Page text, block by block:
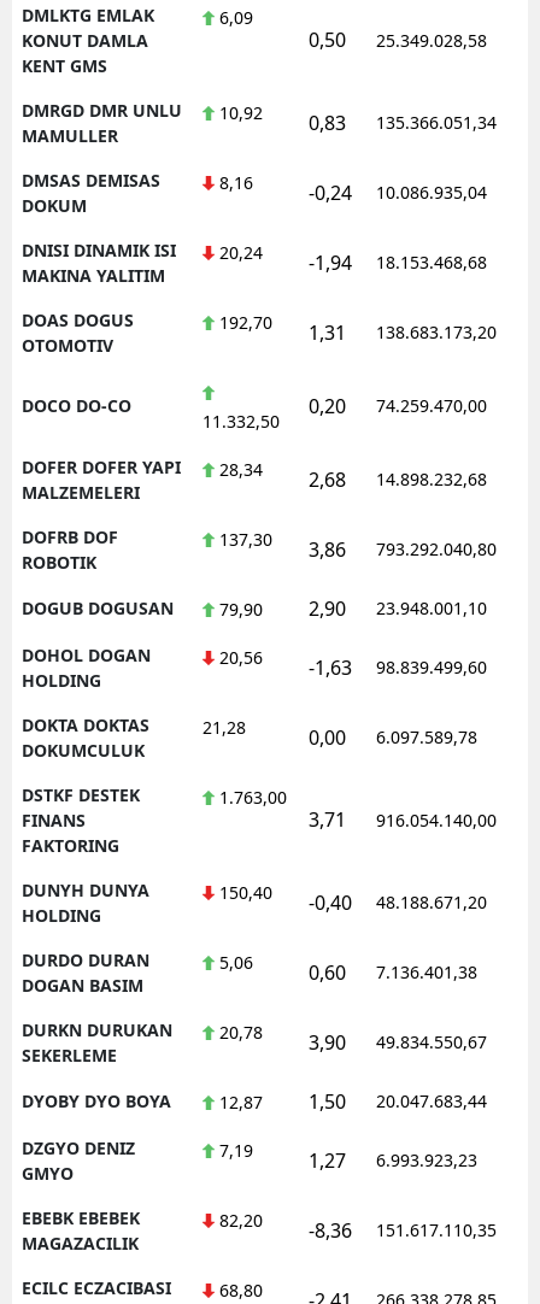
DMLKTG EMLAK
KONUT DAMLA
KENT GMS
6,09
0,50 25.349.028,58
DMRGD DMR UNLU
MAMULLER
10,92 0,83 135.366.051,34
DMSAS DEMISAS
DOKUM
8,16 -0,24 10.086.935,04
DNISI DINAMIK ISI
MAKINA YALITIM
20,24 -1,94 18.153.468,68
DOAS DOGUS
OTOMOTIV
192,70 1,31 138.683.173,20
DOCO DO-CO
11.332,50
0,20 74.259.470,00
DOFER DOFER YAPI
MALZEMELERI
28,34 2,68 14.898.232,68
DOFRB DOF
ROBOTIK
137,30 3,86 793.292.040,80
DOGUB DOGUSAN 79,90 2,90 23.948.001,10
DOHOL DOGAN
HOLDING
20,56 -1,63 98.839.499,60
DOKTA DOKTAS
DOKUMCULUK
21,28 0,00 6.097.589,78
DSTKF DESTEK
FINANS
FAKTORING
1.763,00
3,71 916.054.140,00
DUNYH DUNYA
HOLDING
150,40 -0,40 48.188.671,20
DURDO DURAN
DOGAN BASIM
5,06 0,60 7.136.401,38
DURKN DURUKAN
SEKERLEME
20,78 3,90 49.834.550,67
DYOBY DYO BOYA 12,87 1,50 20.047.683,44
DZGYO DENIZ
GMYO
7,19 1,27 6.993.923,23
EBEBK EBEBEK
MAGAZACILIK
82,20 -8,36 151.617.110,35
ECILC ECZACIBASI
68,80 266.338.278,85